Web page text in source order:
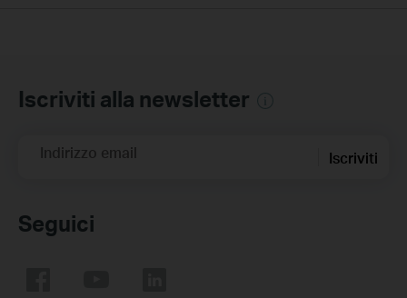
Iscriviti alla newsletter
Indirizzo email Iscriviti
Seguici